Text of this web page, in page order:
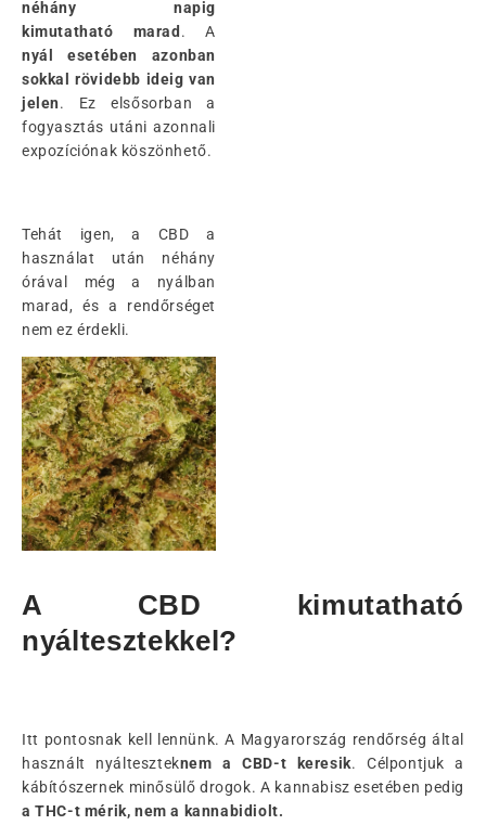
néhány napig
kimutatható marad. A
nyál esetében azonban
sokkal rövidebb ideig van
jelen. Ez elsősorban a
fogyasztás utáni azonnali
expozíciónak köszönhető.
Tehát igen, a CBD a
használat után néhány
órával még a nyálban
marad, és a rendőrséget
nem ez érdekli.
A CBD kimutatható
nyáltesztekkel?
Itt pontosnak kell lennünk. A Magyarország rendőrség által
használt nyálteszteknem a CBD-t keresik. Célpontjuk a
kábítószernek minősülő drogok. A kannabisz esetében pedig
a THC-t mérik, nem a kannabidiolt.